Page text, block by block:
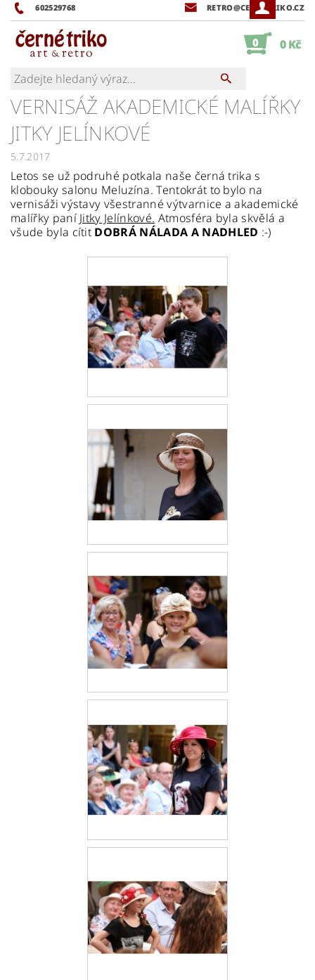
602529768 RETRO@CERNETRIKO.CZ
0 0 Kč
VERNISÁŽ AKADEMICKÉ MALÍŘKY
JITKY JELÍNKOVÉ
5.7.2017
Letos se už podruhé potkala naše černá trika s
klobouky salonu Meluzína. Tentokrát to bylo na
vernisáži výstavy všestranné výtvarnice a akademické
malířky paní Jitky Jelínkové. Atmosféra byla skvělá a
všude byla cítit DOBRÁ NÁLADA A NADHLED :-)